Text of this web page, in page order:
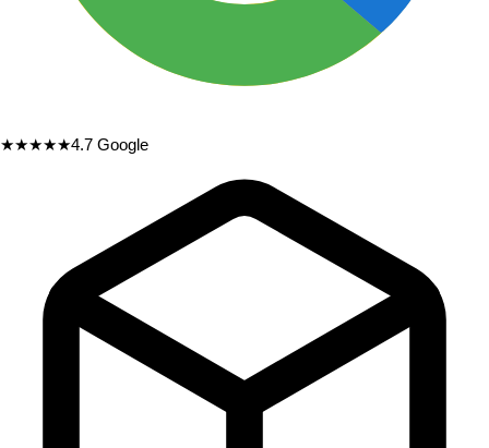
★★★★★4.7 Google